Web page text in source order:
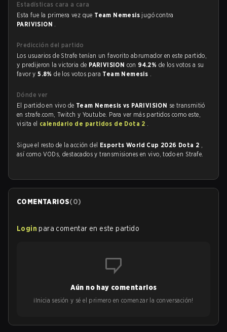
Estadísticas cara a cara
Esta fue la primera vez que Team Nemesis jugó contra
PARIVISION .
Predicción del partido
Los usuarios de Strafe tenían un favorito abrumador en este partido,
y predijeron la victoria de PARIVISION con 94.2% de los votos a su
favor y5.8%de los votos para Team Nemesis .
Dónde ver
El partido en vivo de Team Nemesis vs PARIVISION se transmitió
en strafe.com, Twitch y Youtube. Para ver más partidos como este,
visita el calendario de partidos de Dota 2 .
Sigue el resto de la acción del Esports World Cup 2026 Dota 2 ,
así como VODs, destacados y transmisiones en vivo, todo en Strafe.
COMENTARIOS(0)
Login para comentar en este partido
Aún no hay comentarios
¡Inicia sesión y sé el primero en comenzar la conversación!